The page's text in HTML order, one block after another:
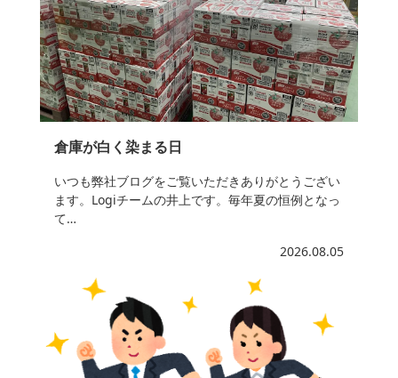
倉庫が白く染まる日
いつも弊社ブログをご覧いただきありがとうござい
ます。Logiチームの井上です。毎年夏の恒例となっ
て…
2026.08.05